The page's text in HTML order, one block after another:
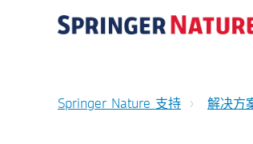
Springer Nature 支持 解决方